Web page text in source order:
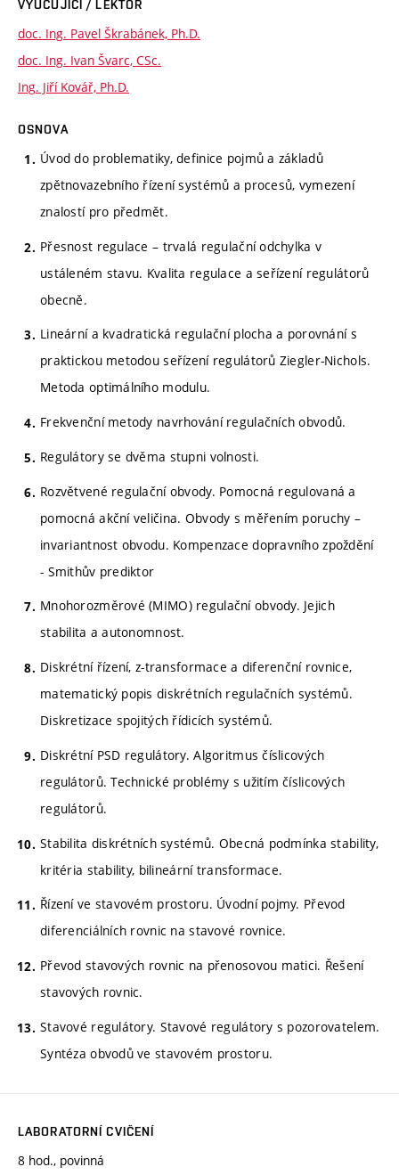
VYUČUJÍCÍ / LEKTOR
doc. Ing. Pavel Škrabánek, Ph.D.
doc. Ing. Ivan Švarc, CSc.
Ing. Jiří Kovář, Ph.D.
OSNOVA
Úvod do problematiky, definice pojmů a základů
zpětnovazebního řízení systémů a procesů, vymezení
znalostí pro předmět.
Přesnost regulace – trvalá regulační odchylka v
ustáleném stavu. Kvalita regulace a seřízení regulátorů
obecně.
Lineární a kvadratická regulační plocha a porovnání s
praktickou metodou seřízení regulátorů Ziegler-Nichols.
Metoda optimálního modulu.
Frekvenční metody navrhování regulačních obvodů.
Regulátory se dvěma stupni volnosti.
Rozvětvené regulační obvody. Pomocná regulovaná a
pomocná akční veličina. Obvody s měřením poruchy –
invariantnost obvodu. Kompenzace dopravního zpoždění
- Smithův prediktor
Mnohorozměrové (MIMO) regulační obvody. Jejich
stabilita a autonomnost.
Diskrétní řízení, z-transformace a diferenční rovnice,
matematický popis diskrétních regulačních systémů.
Diskretizace spojitých řídicích systémů.
Diskrétní PSD regulátory. Algoritmus číslicových
regulátorů. Technické problémy s užitím číslicových
regulátorů.
Stabilita diskrétních systémů. Obecná podmínka stability,
kritéria stability, bilineární transformace.
Řízení ve stavovém prostoru. Úvodní pojmy. Převod
diferenciálních rovnic na stavové rovnice.
Převod stavových rovnic na přenosovou matici. Řešení
stavových rovnic.
Stavové regulátory. Stavové regulátory s pozorovatelem.
Syntéza obvodů ve stavovém prostoru.
LABORATORNÍ CVIČENÍ
8 hod., povinná